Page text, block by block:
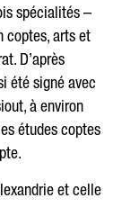
spécialités –
coptes, arts et
D’après
été signé avec
à environ
études coptes
et celle